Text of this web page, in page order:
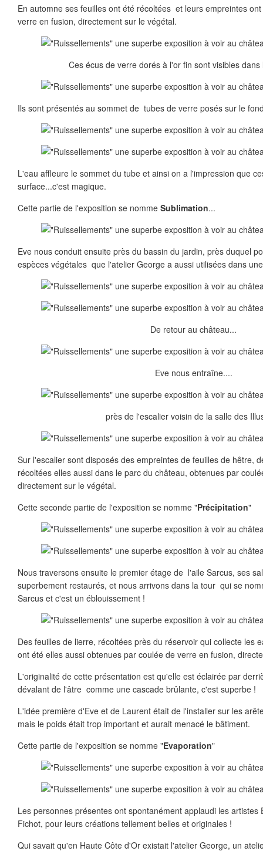
En automne ses feuilles ont été récoltées et leurs empreintes
verre en fusion, directement sur le végétal.
Ces écus de verre dorés à l'or fin sont visibles
Ils sont présentés au sommet de tubes de verre posés sur le
L'eau affleure le sommet du tube et ainsi on a l'impression que
surface...c'est magique.
Cette partie de l'exposition se nomme Sublimation...
Eve nous conduit ensuite près du bassin du jardin, près duquel
espèces végétales que l'atelier George a aussi utilisées dans
De retour au château...
Eve nous entraîne....
près de l'escalier voisin de la salle des
Sur l'escalier sont disposés des empreintes de feuilles de hêtre,
récoltées elles aussi dans le parc du château, obtenues par
directement sur le végétal.
Cette seconde partie de l'exposition se nomme "Précipitation"
Nous traversons ensuite le premier étage de l'aile Sarcus, ses
superbement restaurés, et nous arrivons dans la tour qui se
Sarcus et c'est un éblouissement !
Des feuilles de lierre, récoltées près du réservoir qui collecte les
ont été elles aussi obtenues par coulée de verre en fusion,
L'originalité de cette présentation est qu'elle est éclairée par
dévalant de l'âtre comme une cascade brûlante, c'est superbe !
L'idée première d'Eve et de Laurent était de l'installer sur les
mais le poids était trop important et aurait menacé le bâtiment.
Cette partie de l'exposition se nomme "Evaporation"
Les personnes présentes ont spontanément applaudi les artistes
Fichot, pour leurs créations tellement belles et originales !
Qui savait qu'en Haute Côte d'Or existait l'atelier George, un